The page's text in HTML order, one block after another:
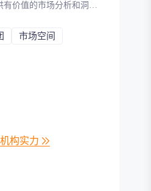
价值的市场分析和洞
市场空间
构实力